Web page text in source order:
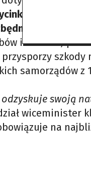
i łowiectwa
dróg
i owoców)
szkody
samorządów z
odzyskuje swoją
wiceminister
na